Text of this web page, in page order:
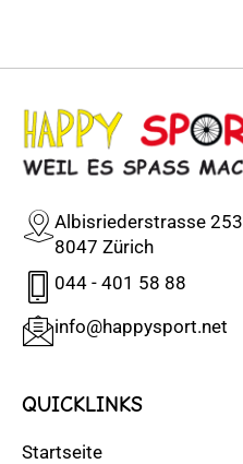
Albisriederstrasse 253
8047 Zürich
044 - 401 58 88
info@happysport.net
QUICKLINKS
Startseite